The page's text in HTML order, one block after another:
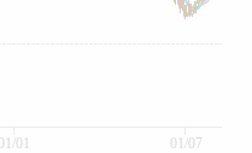
01/07
01/01